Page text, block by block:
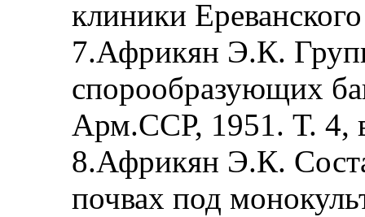
клиники
7.Африкян Э.К.
спорообразующих
Арм.ССР, 1951. Т. 4,
8.Африкян Э.К.
почвах под